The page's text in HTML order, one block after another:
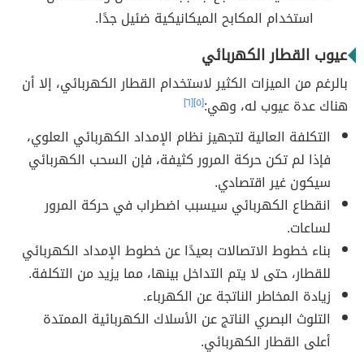
استخدام المكابح الميكانيكية ضئيل جدًا.
عيوب القطار الكهربائي
بالرغم من الميزات الكثير لاستخدام القطار الكهربائي، إلا أن
هناك عدة عيوب له، وهي:[٥] [٦]
التكلفة العالية لتجهيز نظام الإمداد الكهربائي العلوي،
فإذا لم تكن حركة المرور كثيفة، فإن السحب الكهربائي
سيكون غير اقتصادي.
انقطاع الكهربائي سيسبب اضطراب في حركة المرور
لساعات.
بناء خطوط الاتصالات بعيدًا عن خطوط الإمداد الكهربائي
للقطار، حتى لا يتم التداخل بينها، مما يزيد من التكلفة.
زيادة المخاطر الناتجة عن الكهرباء.
التلوث البصري الناتج عن الأسلاك الكهربائية الممتدة
أعلى القطار الكهربائي.